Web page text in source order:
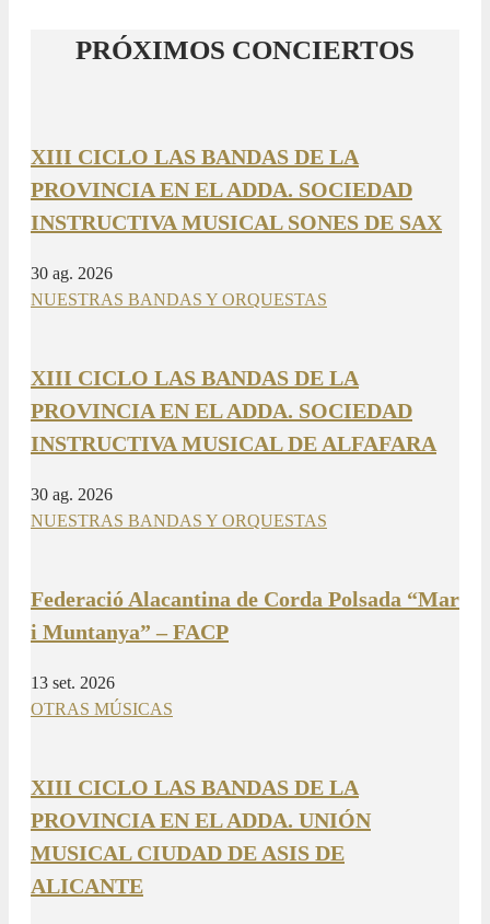
PRÓXIMOS CONCIERTOS
XIII CICLO LAS BANDAS DE LA
PROVINCIA EN EL ADDA. SOCIEDAD
INSTRUCTIVA MUSICAL SONES DE SAX
30 ag. 2026
NUESTRAS BANDAS Y ORQUESTAS
XIII CICLO LAS BANDAS DE LA
PROVINCIA EN EL ADDA. SOCIEDAD
INSTRUCTIVA MUSICAL DE ALFAFARA
30 ag. 2026
NUESTRAS BANDAS Y ORQUESTAS
Federació Alacantina de Corda Polsada “Mar
i Muntanya” – FACP
13 set. 2026
OTRAS MÚSICAS
XIII CICLO LAS BANDAS DE LA
PROVINCIA EN EL ADDA. UNIÓN
MUSICAL CIUDAD DE ASIS DE
ALICANTE